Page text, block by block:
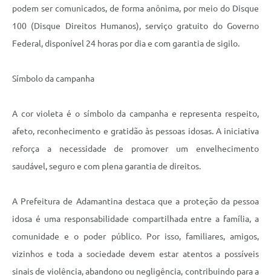
podem ser comunicados, de forma anônima, por meio do Disque
100 (Disque Direitos Humanos), serviço gratuito do Governo
Federal, disponível 24 horas por dia e com garantia de sigilo.
Símbolo da campanha
A cor violeta é o símbolo da campanha e representa respeito,
afeto, reconhecimento e gratidão às pessoas idosas. A iniciativa
reforça a necessidade de promover um envelhecimento
saudável, seguro e com plena garantia de direitos.
A Prefeitura de Adamantina destaca que a proteção da pessoa
idosa é uma responsabilidade compartilhada entre a família, a
comunidade e o poder público. Por isso, familiares, amigos,
vizinhos e toda a sociedade devem estar atentos a possíveis
sinais de violência, abandono ou negligência, contribuindo para a